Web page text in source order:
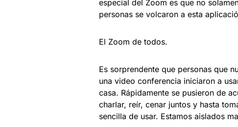
especial del Zoom es que no
personas se volcaron a esta
El Zoom de todos.
Es sorprendente que personas que
una video conferencia iniciaron a
casa. Rápidamente se pusieron de
charlar, reír, cenar juntos y hasta
sencilla de usar. Estamos aislados